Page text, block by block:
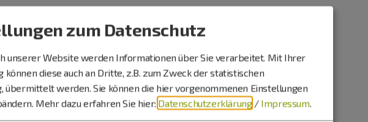
in unseren Becken:
zum Datenschutz
unserer Website werden Informationen über Sie verarbeitet. Mit Ihrer
können diese auch an Dritte, z.B. zum Zweck der statistischen
übermittelt werden. Sie können die hier vorgenommenen Einstellungen
Mehr dazu erfahren Sie hier: Datenschutzerklärung / Impressum.